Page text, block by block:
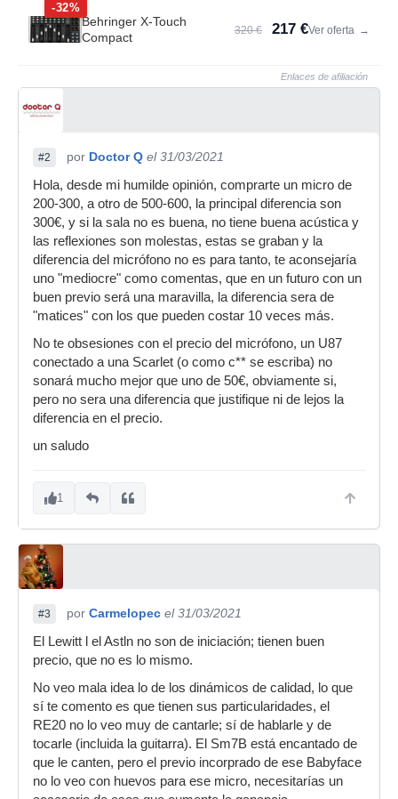
-32%
Behringer X-Touch
Compact
320 € 217 €Ver oferta →
Enlaces de afiliación
#2 por Doctor Q el 31/03/2021
Hola, desde mi humilde opinión, comprarte un micro de
200-300, a otro de 500-600, la principal diferencia son
300€, y si la sala no es buena, no tiene buena acústica y
las reflexiones son molestas, estas se graban y la
diferencia del micrófono no es para tanto, te aconsejaría
uno "mediocre" como comentas, que en un futuro con un
buen previo será una maravilla, la diferencia sera de
"matices" con los que pueden costar 10 veces más.
No te obsesiones con el precio del micrófono, un U87
conectado a una Scarlet (o como c** se escriba) no
sonará mucho mejor que uno de 50€, obviamente si,
pero no sera una diferencia que justifique ni de lejos la
diferencia en el precio.
un saludo
1
#3 por Carmelopec el 31/03/2021
El Lewitt l el Astln no son de iniciación; tienen buen
precio, que no es lo mismo.
No veo mala idea lo de los dinámicos de calidad, lo que
sí te comento es que tienen sus particularidades, el
RE20 no lo veo muy de cantarle; sí de hablarle y de
tocarle (incluida la guitarra). El Sm7B está encantado de
que le canten, pero el previo incorprado de ese Babyface
no lo veo con huevos para ese micro, necesitarías un